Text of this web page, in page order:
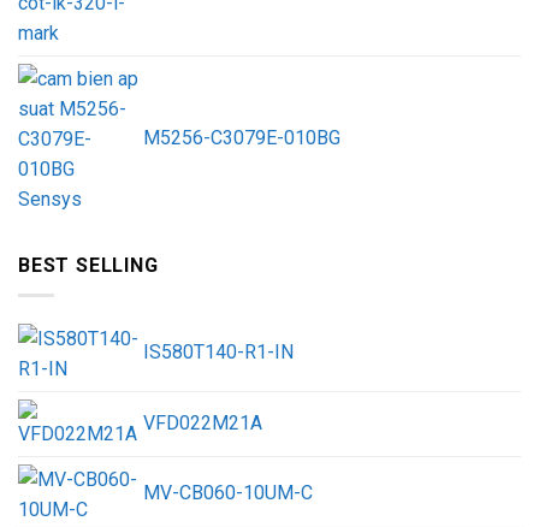
M5256-C3079E-010BG
BEST SELLING
IS580T140-R1-IN
VFD022M21A
MV-CB060-10UM-C